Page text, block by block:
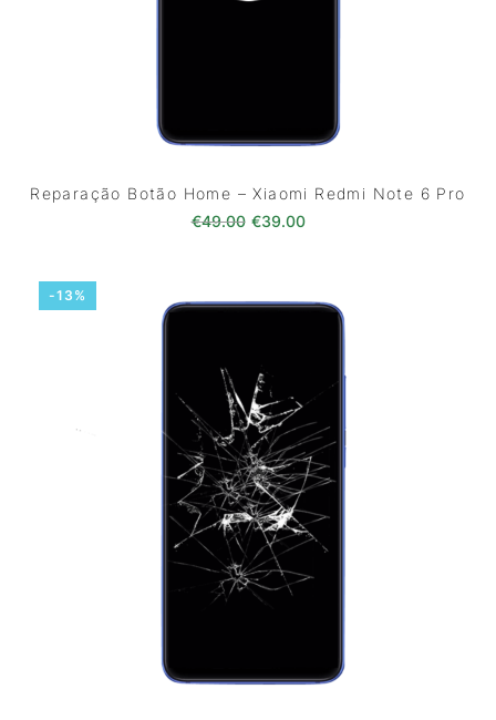
Reparação Botão Home – Xiaomi Redmi Note 6 Pro
€49.00 O preço original era: €49.00.
€39.00O preço atual é:
-13%